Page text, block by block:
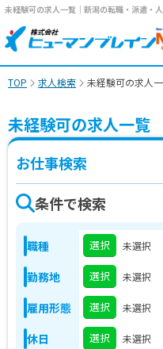
未経験可の求人一覧｜新潟の転職・派遣・
TOP 求人検索 未経験可の求人
未経験可の求人一覧
お仕事検索
条件で検索
職種 選択 未選択
勤務地 選択 未選択
雇用形態 選択 未選択
休日 選択 未選択